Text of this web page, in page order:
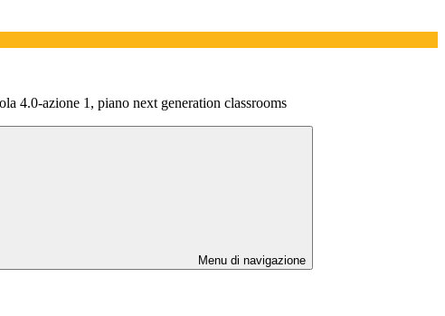
4.0-azione 1, piano next generation classrooms
Menu di navigazione